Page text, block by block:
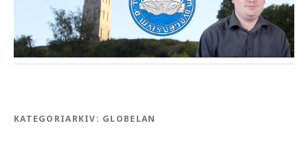
KATEGORIARKIV: GLOBELAN